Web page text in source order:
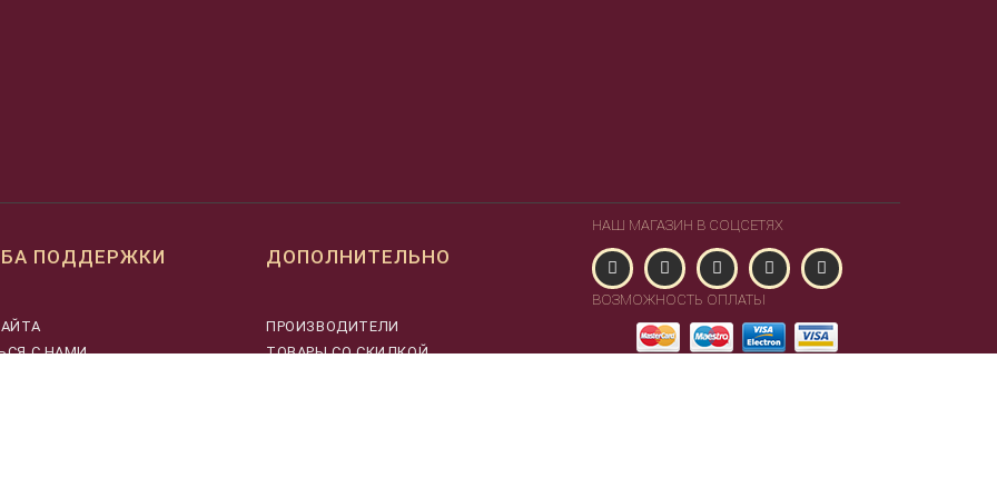
ПОДДЕРЖКИ
С НАМИ
ДОПОЛНИТЕЛЬНО
ПРОИЗВОДИТЕЛИ
ТОВАРЫ СО СКИДКОЙ
НАШ МАГАЗИН В СОЦСЕТЯХ
ВОЗМОЖНОСТЬ ОПЛАТЫ